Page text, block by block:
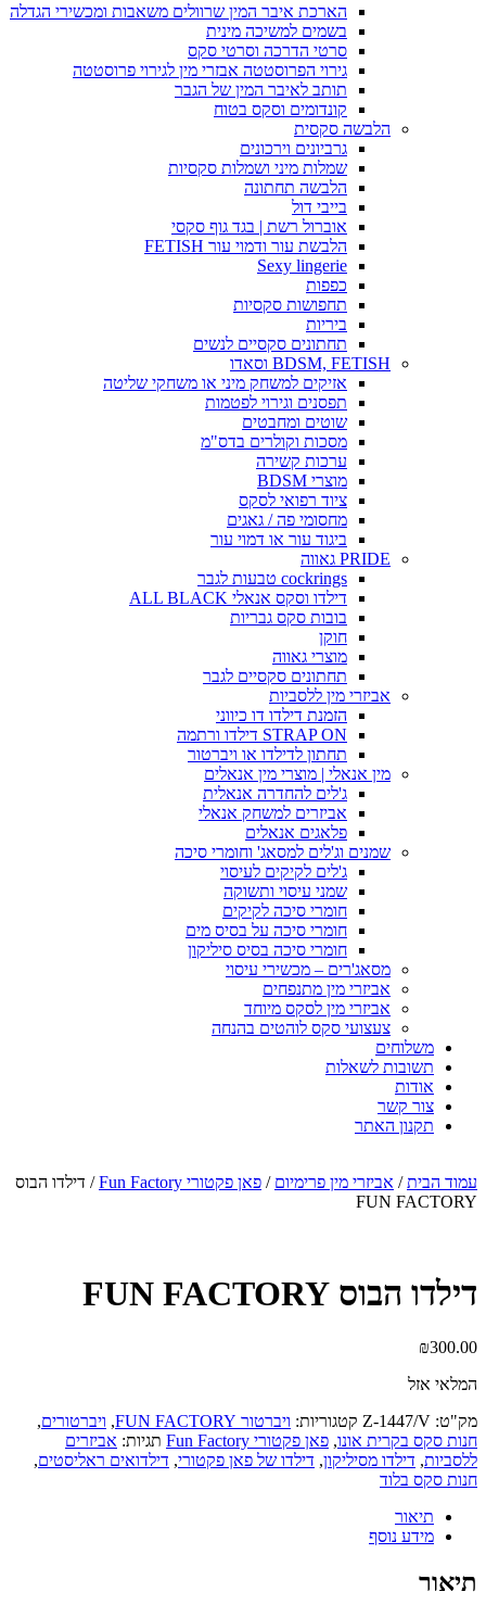
הארכת איבר המין שרוולים משאבות ומכשירי הגדלה
בשמים למשיכה מינית
סרטי הדרכה וסרטי סקס
גירוי הפרוסטטה אבזרי מין לגירוי פרוסטטה
תותב לאיבר המין של הגבר
קונדומים וסקס בטוח
הלבשה סקסית
גרביונים וירכונים
שמלות מיני ושמלות סקסיות
הלבשה תחתונה
בייבי דול
אוברול רשת | בגד גוף סקסי
הלבשת עור ודמוי עור FETISH
Sexy lingerie
כפפות
תחפושות סקסיות
ביריות
תחתונים סקסיים לנשים
BDSM, FETISH וסאדו
אזיקים למשחק מיני או משחקי שליטה
תפסנים וגירוי לפטמות
שוטים ומחבטים
מסכות וקולרים בדס"מ
ערכות קשירה
מוצרי BDSM
ציוד רפואי לסקס
מחסומי פה / גאגים
ביגוד עור או דמוי עור
PRIDE גאווה
cockrings טבעות לגבר
דילדו וסקס אנאלי ALL BLACK
בובות סקס גבריות
חוקן
מוצרי גאווה
תחתונים סקסיים לגבר
אביזרי מין ללסביות
הזמנת דילדו דו כיווני
STRAP ON דילדו ורתמה
תחתון לדילדו או ויברטור
מין אנאלי | מוצרי מין אנאלים
ג'לים להחדרה אנאלית
אביזרים למשחק אנאלי
פלאגים אנאלים
שמנים וג'לים למסאג' וחומרי סיכה
ג'לים לקיקים לעיסוי
שמני עיסוי ותשוקה
חומרי סיכה לקיקים
חומרי סיכה על בסיס מים
חומרי סיכה בסיס סיליקון
מסאג'רים – מכשירי עיסוי
אביזרי מין מתנפחים
אביזרי מין לסקס מיוחד
צעצועי סקס לוהטים בהנחה
משלוחים
תשובות לשאלות
אודות
צור קשר
תקנון האתר
עמוד הבית/ אביזרי מין פרימיום / פאן פקטורי Fun Factory
/ דילדו הבוס
FUN FACTORY
דילדו הבוס FUN FACTORY
₪300.00
המלאי אזל
מק"ט: Z-1447/V קטגוריות: ויברטור FUN FACTORY , ויברטורים,
חנות סקס בקרית אונו, פאן פקטורי Fun Factory תגיות: אביזרים
ללסביות, דילדו מסיליקון, דילדו של פאן פקטורי, דילדואים ראליסטים,
חנות סקס בלוד
תיאור
מידע נוסף
תיאור